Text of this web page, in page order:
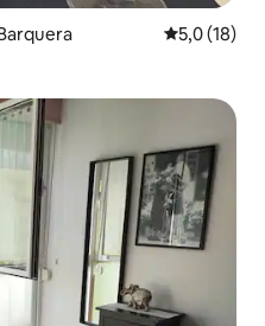
Prosečna
5,0 (18)